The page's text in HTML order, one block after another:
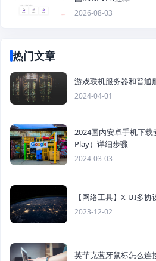
2026-08-03
热门文章
游戏联机服务器和普通
2024-04-01
2024国内安卓手机下
Play）详细步骤
2024-03-03
【网络工具】X-UI多
2023-12-02
英菲克蓝牙鼠标怎么连